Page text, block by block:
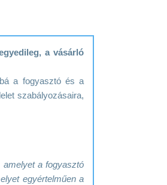
a vásárló
a fogyasztó és a
szabályozásaira,
amelyet a fogyasztó
egyértelműen a